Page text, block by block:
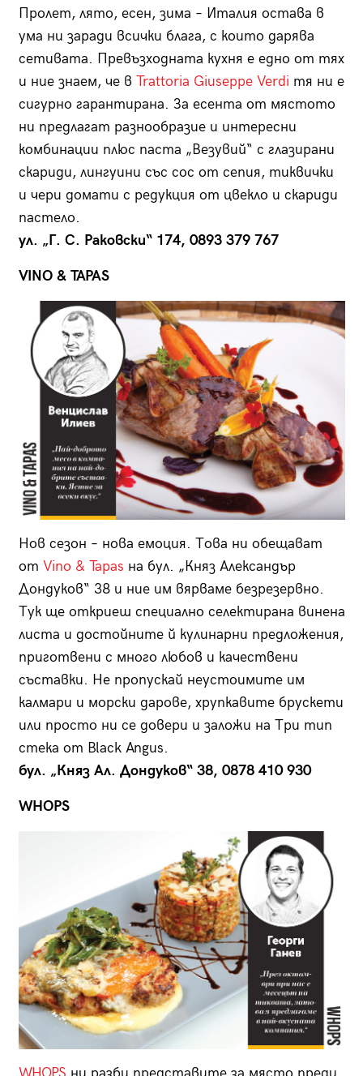
Пролет, лято, есен, зима – Италия остава в
ума ни заради всички блага, с които дарява
сетивата. Превъзходната кухня е едно от тях
и ние знаем, че в Trattoria Giuseppe Verdi тя ни е
сигурно гарантирана. За есента от мястото
ни предлагат разнообразие и интересни
комбинации плюс паста „Везувий“ с глазирани
скариди, лингуини със сос от сепия, тиквички
и чери домати с редукция от цвекло и скариди
пастело.
ул. „Г. С. Раковски“ 174, 0893 379 767
VINO & TAPAS
Нов сезон – нова емоция. Това ни обещават
от Vino & Tapas на бул. „Княз Александър
Дондуков“ 38 и ние им вярваме безрезервно.
Тук ще откриеш специално селектирана винена
листа и достойните й кулинарни предложения,
приготвени с много любов и качествени
съставки. Не пропускай неустоимите им
калмари и морски дарове, хрупкавите брускети
или просто ни се довери и заложи на Три тип
стекa от Black Angus.
бул. „Княз Ал. Дондуков“ 38, 0878 410 930
WHOPS